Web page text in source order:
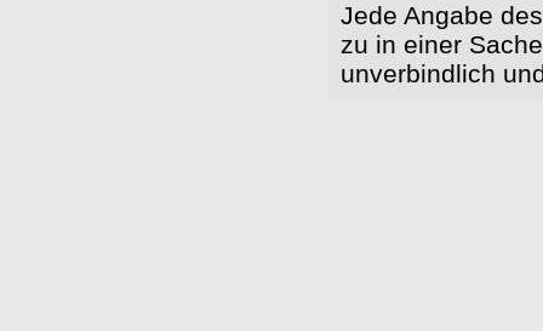
Jede Angabe
zu in einer
unverbindlich